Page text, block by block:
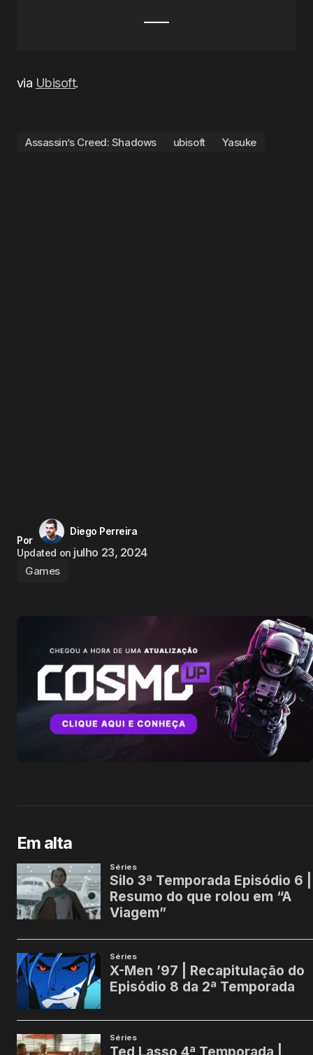
via Ubisoft.
Assassin’s Creed: Shadows ubisoft Yasuke
Por
Diego Perreira
Updated on julho 23, 2024
Games
Em alta